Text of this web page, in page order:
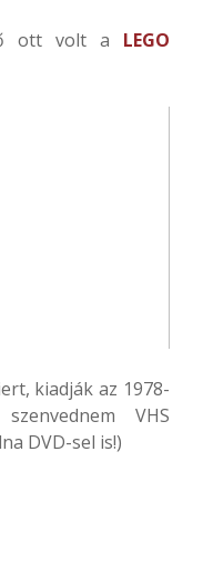
ott volt a LEGO
kiadják az 1978-
VHS
DVD-sel is!)